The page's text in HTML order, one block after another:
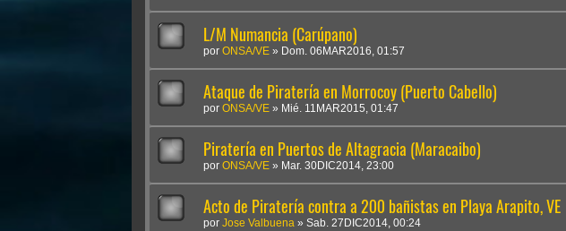
L/M Numancia (Carúpano)
por ONSA/VE » Dom. 06MAR2016, 01:57
Ataque de Piratería en Morrocoy (Puerto Cabello)
por ONSA/VE » Mié. 11MAR2015, 01:47
Piratería en Puertos de Altagracia (Maracaibo)
por ONSA/VE » Mar. 30DIC2014, 23:00
Acto de Piratería contra a 200 bañistas en Playa Arapito, VE
por Jose Valbuena » Sab. 27DIC2014, 00:24